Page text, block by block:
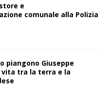
e
comunale alla Polizia
piangono Giuseppe
vita tra la terra e la